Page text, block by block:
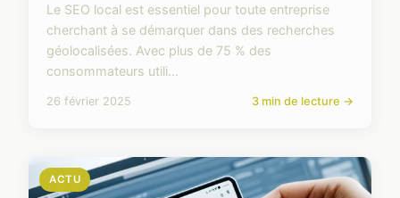
Le SEO local est essentiel pour toute entreprise
cherchant à se démarquer dans des recherches
géolocalisées. Avec plus de 75 % des
consommateurs utili...
26 février 2025 3 min de lecture →
ACTU